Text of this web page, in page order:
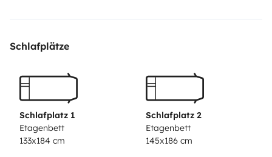
posibilidad de mayor almacenaje interior, usando la
garantiza una respuesta ágil y solvente, permitiendo
autopista con total confianza. Su habitáculo destaca
por un aprovechamiento milimétrico del espacio,
ofreciendo una zona de salón acogedora y una cocina
Schlafplätze
Schlafplatz 1
Etagenbett
133x184 cm
Schlafplatz 2
Etagenbett
145x186 cm